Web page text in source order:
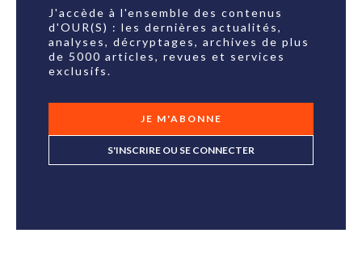
J'accède à l'ensemble des contenus
d'OUR(S) : les dernières actualités,
analyses, décryptages, archives de plus
de 5000 articles, revues et services
exclusifs.
JE M'ABONNE
S'INSCRIRE OU SE CONNECTER